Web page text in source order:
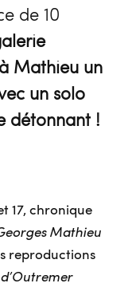
de 10
Mathieu un
un solo
détonnant !
17, chronique
Mathieu
reproductions